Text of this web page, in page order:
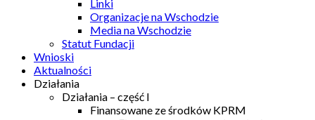
Linki
Organizacje na Wschodzie
Media na Wschodzie
Statut Fundacji
Wnioski
Aktualności
Działania
Działania – część I
Finansowane ze środków KPRM